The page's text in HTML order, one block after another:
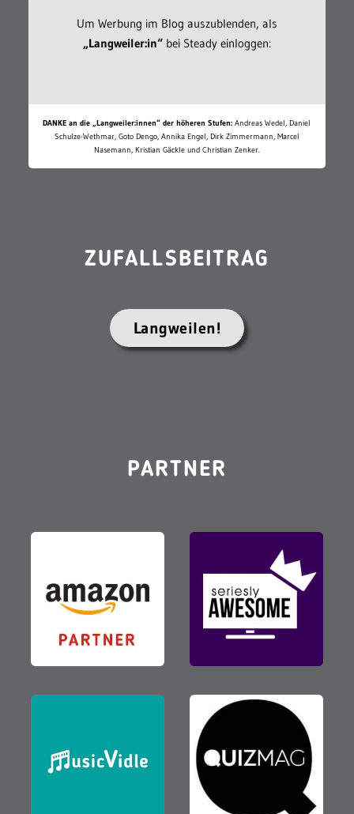
Um Werbung im Blog auszublenden, als
„Langweiler:in“bei Steady einloggen:
DANKE an die „Langweiler:innen“ der höheren Stufen: Andreas Wedel, Daniel
Schulze-Wethmar, Goto Dengo, Annika Engel, Dirk Zimmermann, Marcel
Nasemann, Kristian Gäckle und Christian Zenker.
ZUFALLSBEITRAG
Langweilen!
PARTNER